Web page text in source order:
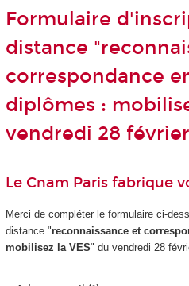
Formulaire
distance
correspondance
diplômes :
vendredi 28 février
Le Cnam Paris fabrique
Merci de compléter le formulaire ci-
distance "reconnaissance et
mobilisez la VES" du vendredi 28